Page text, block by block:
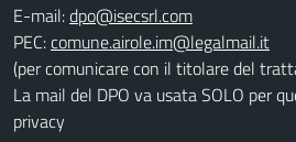
E-mail:
PEC:
(per comunicare con il titolare del
La mail del DPO va usata SOLO per
privacy